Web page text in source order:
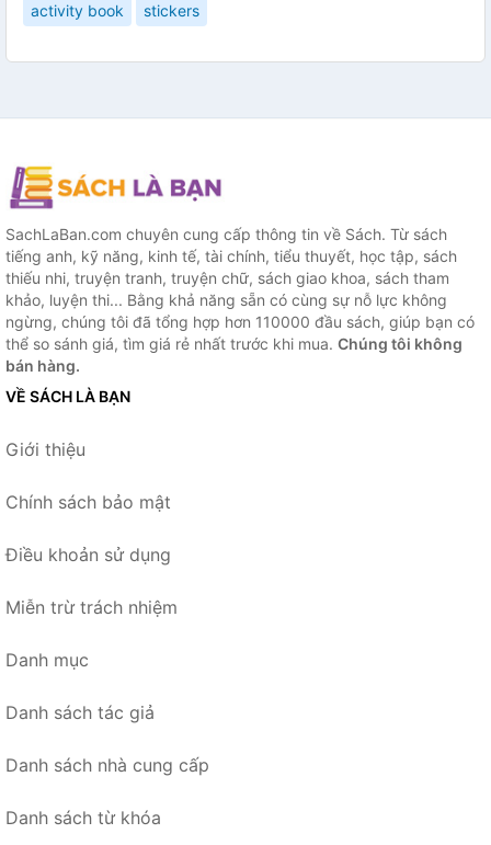
activity book stickers
SachLaBan.com chuyên cung cấp thông tin về Sách. Từ sách
tiếng anh, kỹ năng, kinh tế, tài chính, tiểu thuyết, học tập, sách
thiếu nhi, truyện tranh, truyện chữ, sách giao khoa, sách tham
khảo, luyện thi... Bằng khả năng sẵn có cùng sự nỗ lực không
ngừng, chúng tôi đã tổng hợp hơn 110000 đầu sách, giúp bạn có
thể so sánh giá, tìm giá rẻ nhất trước khi mua. Chúng tôi không
bán hàng.
VỀ SÁCH LÀ BẠN
Giới thiệu
Chính sách bảo mật
Điều khoản sử dụng
Miễn trừ trách nhiệm
Danh mục
Danh sách tác giả
Danh sách nhà cung cấp
Danh sách từ khóa